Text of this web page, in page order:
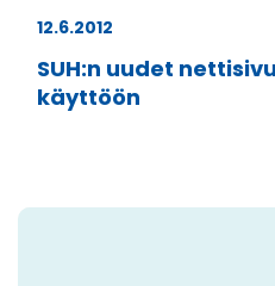
12.6.2012
SUH:n uudet
käyttöön